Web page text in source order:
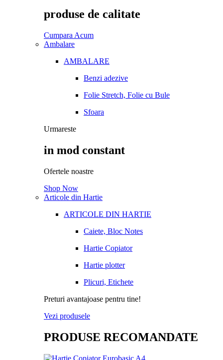
produse de calitate
Cumpara Acum
Ambalare
AMBALARE
Benzi adezive
Folie Stretch, Folie cu Bule
Sfoara
Urmareste
in mod constant
Ofertele noastre
Shop Now
Articole din Hartie
ARTICOLE DIN HARTIE
Caiete, Bloc Notes
Hartie Copiator
Hartie plotter
Plicuri, Etichete
Preturi avantajoase pentru tine!
Vezi produsele
PRODUSE RECOMANDATE